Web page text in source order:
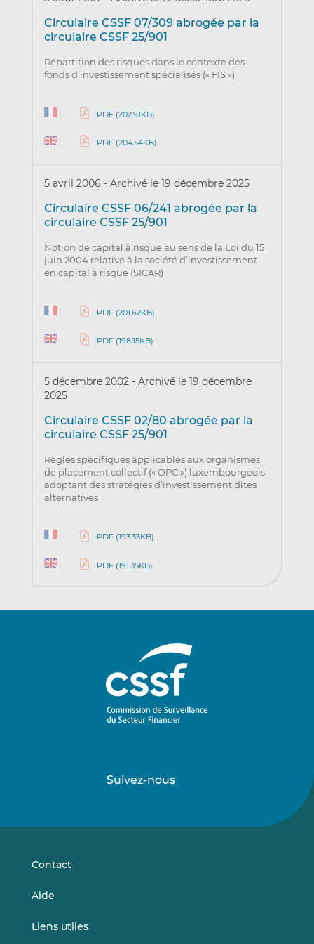
Circulaire CSSF 07/309 abrogée par la
circulaire CSSF 25/901
Répartition des risques dans le contexte des
fonds d’investissement spécialisés (« FIS »)
PDF (202.91KB)
PDF (204.54KB)
5 avril 2006 - Archivé le 19 décembre 2025
Circulaire CSSF 06/241 abrogée par la
circulaire CSSF 25/901
Notion de capital à risque au sens de la Loi du 15
juin 2004 relative à la société d’investissement
en capital à risque (SICAR)
PDF (201.62KB)
PDF (198.15KB)
5 décembre 2002 - Archivé le 19 décembre
2025
Circulaire CSSF 02/80 abrogée par la
circulaire CSSF 25/901
Règles spécifiques applicables aux organismes
de placement collectif (« OPC ») luxembourgeois
adoptant des stratégies d’investissement dites
alternatives
PDF (193.33KB)
PDF (191.35KB)
Suivez-nous
sursur
Contact
Aide
Liens utiles